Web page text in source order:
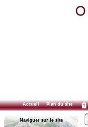
Accueil Plan du site
Naviguer sur le site